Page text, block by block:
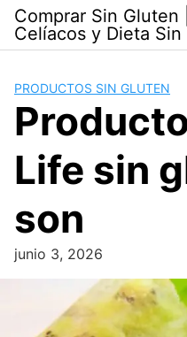
Skip
content
Comprar Sin
Celíacos y Dieta Sin
PRODUCTOS SIN GLUTEN
Life sin
son
junio 3, 2026